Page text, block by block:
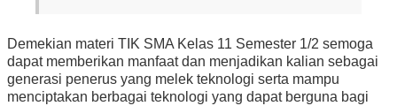
Demekian materi TIK SMA Kelas 11 Semester 1/2 semoga
dapat memberikan manfaat dan menjadikan kalian sebagai
generasi penerus yang melek teknologi serta mampu
menciptakan berbagai teknologi yang dapat berguna bagi